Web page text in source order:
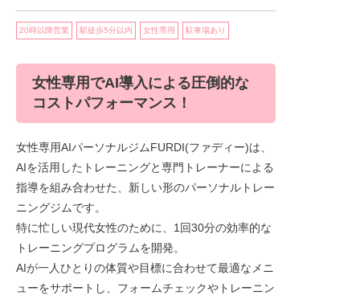
20時以降営業 駅徒歩5分以内 女性専用 駐車場あり
女性専用でAI導入による圧倒的な
コストパフォーマンス！
女性専用AIパーソナルジムFURDI(ファディー)は、
AIを活用したトレーニングと専門トレーナーによる
指導を組み合わせた、新しい形のパーソナルトレー
ニングジムです。
特に忙しい現代女性のために、1回30分の効率的な
トレーニングプログラムを開発。
AIが一人ひとりの体質や目標に合わせて最適なメニ
ューをサポートし、フォームチェックやトレーニン